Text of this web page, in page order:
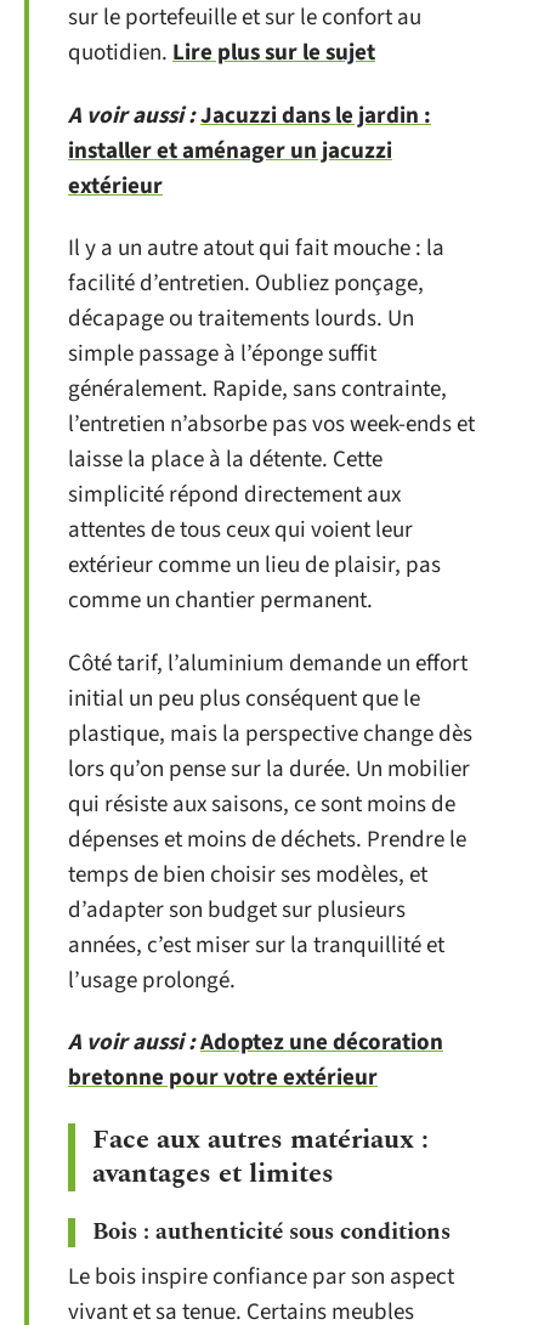
sur le portefeuille et sur le confort au
quotidien.Lire plus sur le sujet
A voir aussi :Jacuzzi dans le jardin :
installer et aménager un jacuzzi
extérieur
Il y a un autre atout qui fait mouche : la
facilité d’entretien. Oubliez ponçage,
décapage ou traitements lourds. Un
simple passage à l’éponge suffit
généralement. Rapide, sans contrainte,
l’entretien n’absorbe pas vos week-ends et
laisse la place à la détente. Cette
simplicité répond directement aux
attentes de tous ceux qui voient leur
extérieur comme un lieu de plaisir, pas
comme un chantier permanent.
Côté tarif, l’aluminium demande un effort
initial un peu plus conséquent que le
plastique, mais la perspective change dès
lors qu’on pense sur la durée. Un mobilier
qui résiste aux saisons, ce sont moins de
dépenses et moins de déchets. Prendre le
temps de bien choisir ses modèles, et
d’adapter son budget sur plusieurs
années, c’est miser sur la tranquillité et
l’usage prolongé.
A voir aussi :Adoptez une décoration
bretonne pour votre extérieur
Face aux autres matériaux :
avantages et limites
Bois : authenticité sous conditions
Le bois inspire confiance par son aspect
vivant et sa tenue. Certains meubles